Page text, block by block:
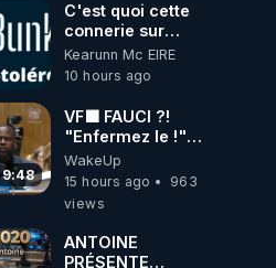
C'est quoi cette
connerie sur
CrowdBunker
???? Si on ne
peut plus publier,
c'est un peu de la
censure. Ne
boucliers pour
voir mes vidéos,
c'est une arnaque
chaine et mon
Kearunn Mc EIRE
10 hours ago
9:48
VF🟩 FAUCI ?!
"Enfermez le !"
(Lock him up!) -
Quartz Traduction
WakeUp
15 hours ago
963
views
ANTOINE
PRÉSENTE